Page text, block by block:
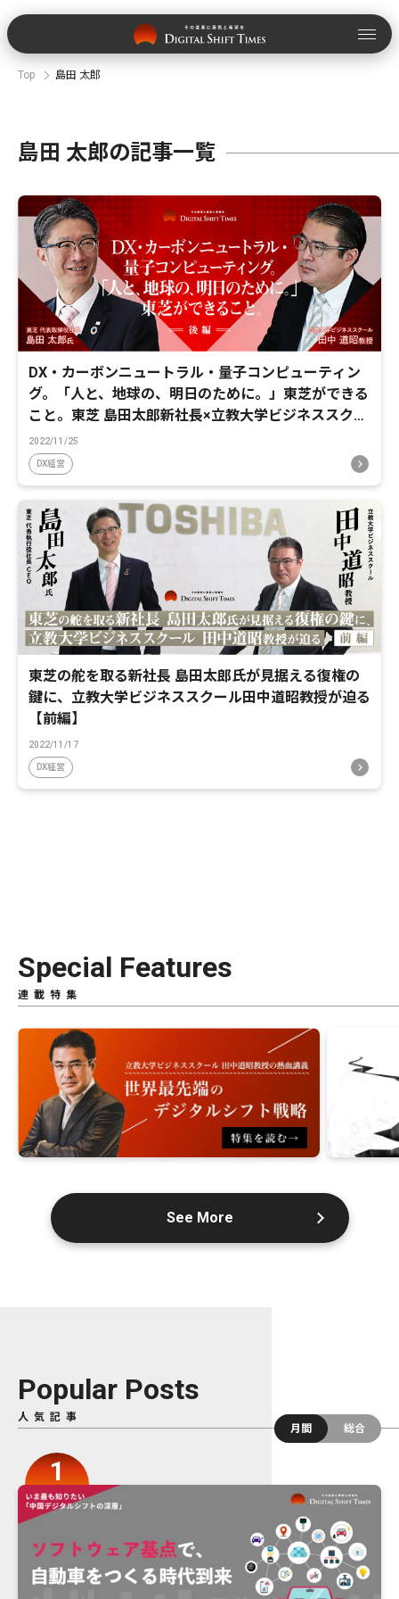
Top 島田 太郎
島田 太郎の記事一覧
DX・カーボンニュートラル・量子コンピューティン
グ。「人と、地球の、明日のために。」東芝ができる
こと。東芝 島田太郎新社長×立教大学ビジネススクー
ル田中道昭教授【後編】
2022/11/25
DX経営
東芝の舵を取る新社長 島田太郎氏が見据える復権の
鍵に、立教大学ビジネススクール田中道昭教授が迫る
【前編】
2022/11/17
DX経営
Special Features
連載特集
See More
Popular Posts
人気記事
月間
総合